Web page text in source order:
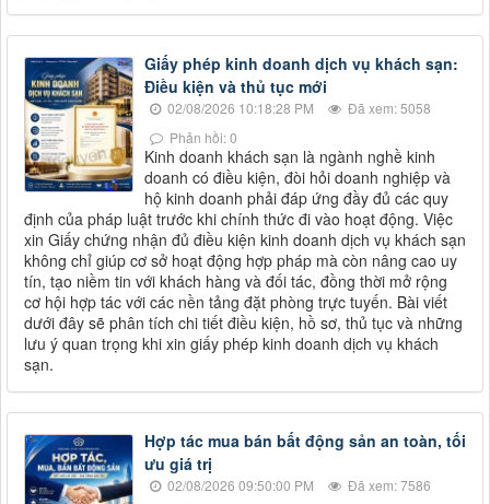
Giấy phép kinh doanh dịch vụ khách sạn:
Điều kiện và thủ tục mới
02/08/2026 10:18:28 PM
Đã xem: 5058
Phản hồi: 0
Kinh doanh khách sạn là ngành nghề kinh
doanh có điều kiện, đòi hỏi doanh nghiệp và
hộ kinh doanh phải đáp ứng đầy đủ các quy
định của pháp luật trước khi chính thức đi vào hoạt động. Việc
xin Giấy chứng nhận đủ điều kiện kinh doanh dịch vụ khách sạn
không chỉ giúp cơ sở hoạt động hợp pháp mà còn nâng cao uy
tín, tạo niềm tin với khách hàng và đối tác, đồng thời mở rộng
cơ hội hợp tác với các nền tảng đặt phòng trực tuyến. Bài viết
dưới đây sẽ phân tích chi tiết điều kiện, hồ sơ, thủ tục và những
lưu ý quan trọng khi xin giấy phép kinh doanh dịch vụ khách
sạn.
Hợp tác mua bán bất động sản an toàn, tối
ưu giá trị
02/08/2026 09:50:00 PM
Đã xem: 7586